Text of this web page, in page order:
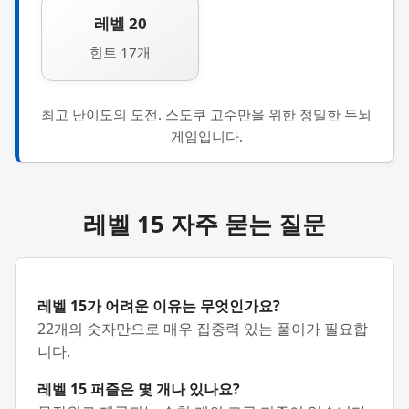
레벨 20
힌트 17개
최고 난이도의 도전. 스도쿠 고수만을 위한 정밀한 두뇌
게임입니다.
레벨 15 자주 묻는 질문
레벨 15가 어려운 이유는 무엇인가요?
22개의 숫자만으로 매우 집중력 있는 풀이가 필요합
니다.
레벨 15 퍼즐은 몇 개나 있나요?